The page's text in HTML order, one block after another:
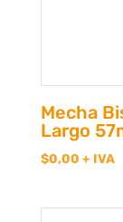
Mecha
Largo
$0,00 + IVA